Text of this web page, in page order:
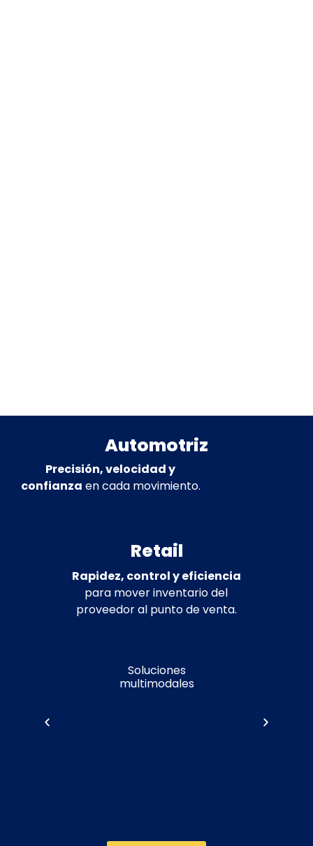
Automotriz
Precisión, velocidad y
confianza en cada movimiento.
Retail
Rapidez, control y eficiencia
para mover inventario del
proveedor al punto de venta.
Soluciones
multimodales